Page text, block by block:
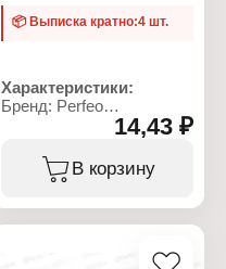
📦 Выписка кратно:4 шт.
Характеристики:
Бренд: Perfeo
Артикул: PF LR03/4BL
Серия: Super Alkaline
Тип товара: Батарейка
Типоразмер: AAA, LR03
Количество в упаковке: 4
14,43 ₽
В корзину